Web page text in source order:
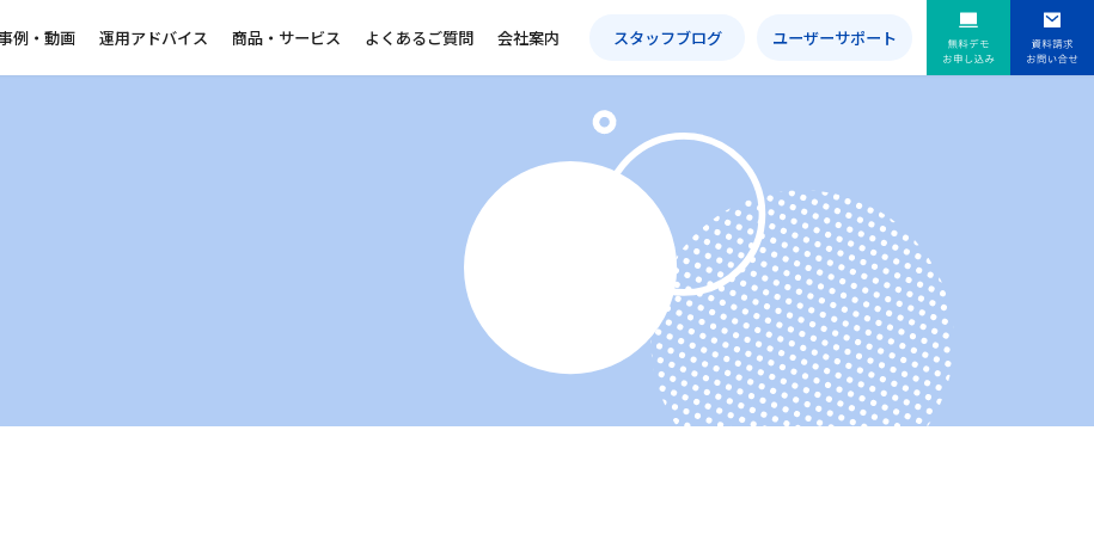
例・動画 運用アドバイス 商品・サービス よくあるご質問 会社案内 スタッフブログ ユーザーサポート